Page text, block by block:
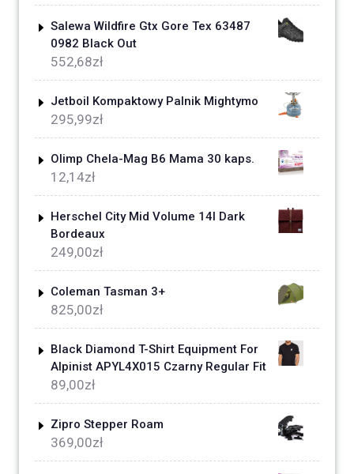
Salewa Wildfire Gtx Gore Tex 63487
0982 Black Out
552,68zł
Jetboil Kompaktowy Palnik Mightymo
295,99zł
Olimp Chela-Mag B6 Mama 30 kaps.
12,14zł
Herschel City Mid Volume 14l Dark
Bordeaux
249,00zł
Coleman Tasman 3+
825,00zł
Black Diamond T-Shirt Equipment For
Alpinist APYL4X015 Czarny Regular Fit
89,00zł
Zipro Stepper Roam
369,00zł